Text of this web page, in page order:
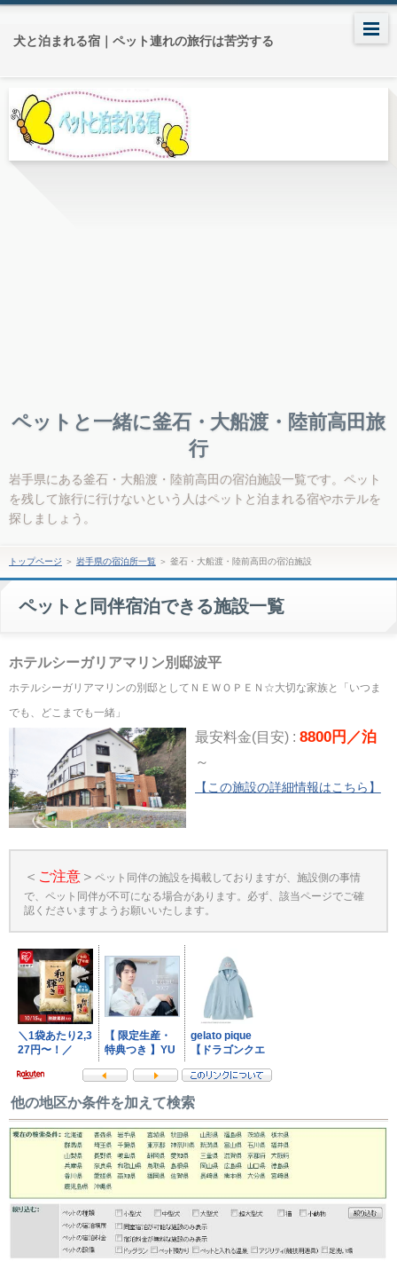
犬と泊まれる宿｜ペット連れの旅行は苦労する
ペットと一緒に釜石・大船渡・陸前高田旅
行
岩手県にある釜石・大船渡・陸前高田の宿泊施設一覧です。ペット
を残して旅行に行けないという人はペットと泊まれる宿やホテルを
探しましょう。
トップページ ＞ 岩手県の宿泊所一覧＞ 釜石・大船渡・陸前高田の宿泊施設
ペットと同伴宿泊できる施設一覧
ホテルシーガリアマリン別邸波平
ホテルシーガリアマリンの別邸としてＮＥＷＯＰＥＮ☆大切な家族と「いつま
でも、どこまでも一緒」
最安料金(目安) : 8800円／泊
～
【この施設の詳細情報はこちら】
＜ ご注意＞ ペット同伴の施設を掲載しておりますが、施設側の事情
で、ペット同伴が不可になる場合があります。必ず、該当ページでご確
認くださいますようお願いいたします。
他の地区か条件を加えて検索